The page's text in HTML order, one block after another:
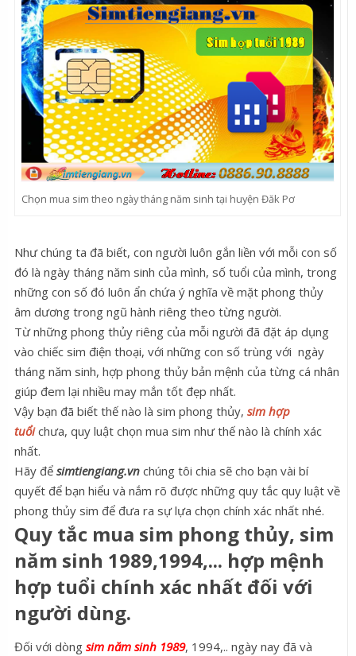
Chọn mua sim theo ngày tháng năm sinh tại huyện Đăk Pơ
Như chúng ta đã biết, con người luôn gắn liền với mỗi con số
đó là ngày tháng năm sinh của mình, số tuổi của mình, trong
những con số đó luôn ẩn chứa ý nghĩa về mặt phong thủy
âm dương trong ngũ hành riêng theo từng người.
Từ những phong thủy riêng của mỗi người đã đặt áp dụng
vào chiếc sim điện thoại, với những con số trùng với ngày
tháng năm sinh, hợp phong thủy bản mệnh của từng cá nhân
giúp đem lại nhiều may mắn tốt đẹp nhất.
Vậy bạn đã biết thế nào là sim phong thủy, sim hợp
tuổichưa, quy luật chọn mua sim như thế nào là chính xác
nhất.
Hãy để simtiengiang.vn chúng tôi chia sẽ cho bạn vài bí
quyết để bạn hiểu và nắm rõ được những quy tắc quy luật về
phong thủy sim để đưa ra sự lựa chọn chính xác nhất nhé.
Quy tắc mua sim phong thủy, sim
năm sinh 1989,1994,... hợp mệnh
hợp tuổi chính xác nhất đối với
người dùng.
Đối với dòng sim năm sinh 1989, 1994,.. ngày nay đã và